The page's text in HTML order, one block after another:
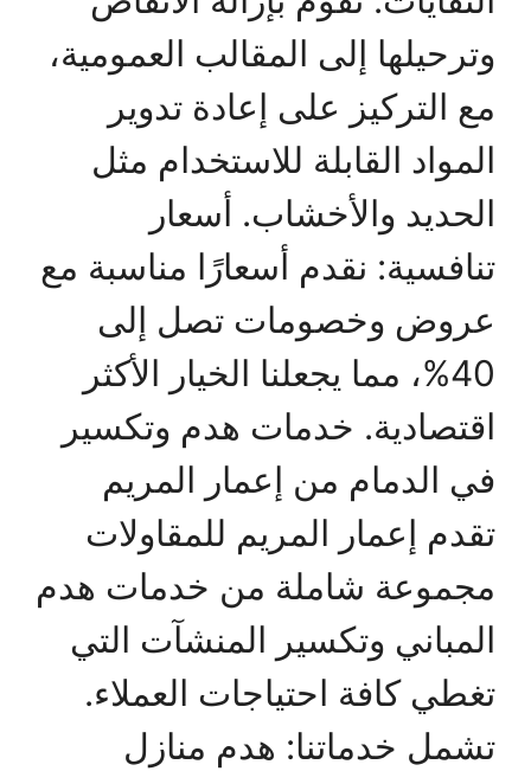
وترحيلها إلى المقالب العمومية،
مع التركيز على إعادة تدوير
المواد القابلة للاستخدام مثل
الحديد والأخشاب. أسعار
تنافسية: نقدم أسعارًا مناسبة مع
عروض وخصومات تصل إلى
40%، مما يجعلنا الخيار الأكثر
اقتصادية. خدمات هدم وتكسير
في الدمام من إعمار المريم
تقدم إعمار المريم للمقاولات
مجموعة شاملة من خدمات هدم
المباني وتكسير المنشآت التي
تغطي كافة احتياجات العملاء.
تشمل خدماتنا: هدم منازل